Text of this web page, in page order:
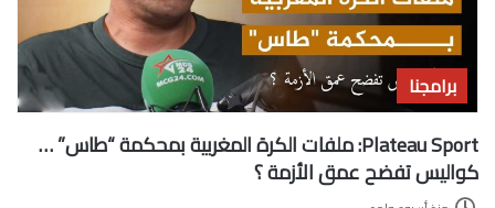
برامجنا
Plateau Sport: ملفات الكرة المغربية بمحكمة “طاس” …
كواليس تفضح عمق الأزمة ؟